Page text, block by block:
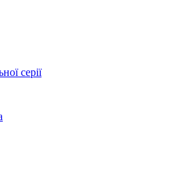
серії